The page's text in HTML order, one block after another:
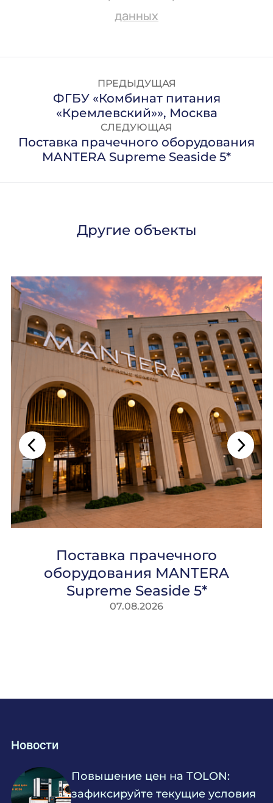
данных
ПРЕДЫДУЩАЯ
ФГБУ «Комбинат питания
«Кремлевский»», Москва
СЛЕДУЮЩАЯ
Поставка прачечного оборудования
MANTERA Supreme Seaside 5*
Другие объекты
Поставка прачечного
оборудования MANTERA
Supreme Seaside 5*
07.08.2026
Новости
Повышение цен на TOLON:
зафиксируйте текущие условия